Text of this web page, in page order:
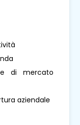
di mercato
aziendale